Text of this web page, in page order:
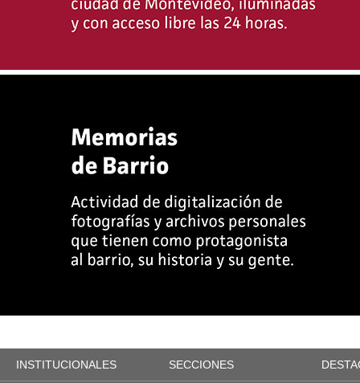
INSTITUCIONALES SECCIONES